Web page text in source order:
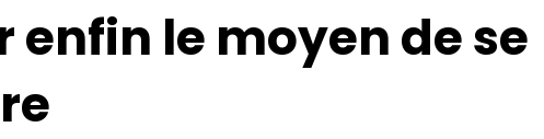
enfin le moyen de se